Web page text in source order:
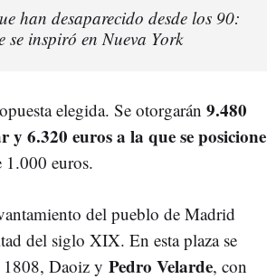
han desaparecido desde los 90:
inspiró en Nueva York
elegida. Se otorgarán 9.480
y 6.320 euros a la que se posicione
1.000 euros.
del pueblo de Madrid
del siglo XIX. En esta plaza se
1808, Daoiz y Pedro Velarde, con